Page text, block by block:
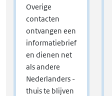
Overige
contacten
ontvangen een
informatiebrief
en dienen net
als andere
Nederlanders -
thuis te blijven